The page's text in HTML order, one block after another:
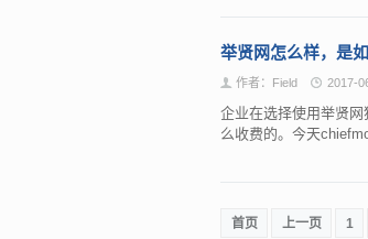
举贤网怎么样，是
作者：Field 2017-
企业在选择使用举贤
么收费的。今天
首页 上一页 1